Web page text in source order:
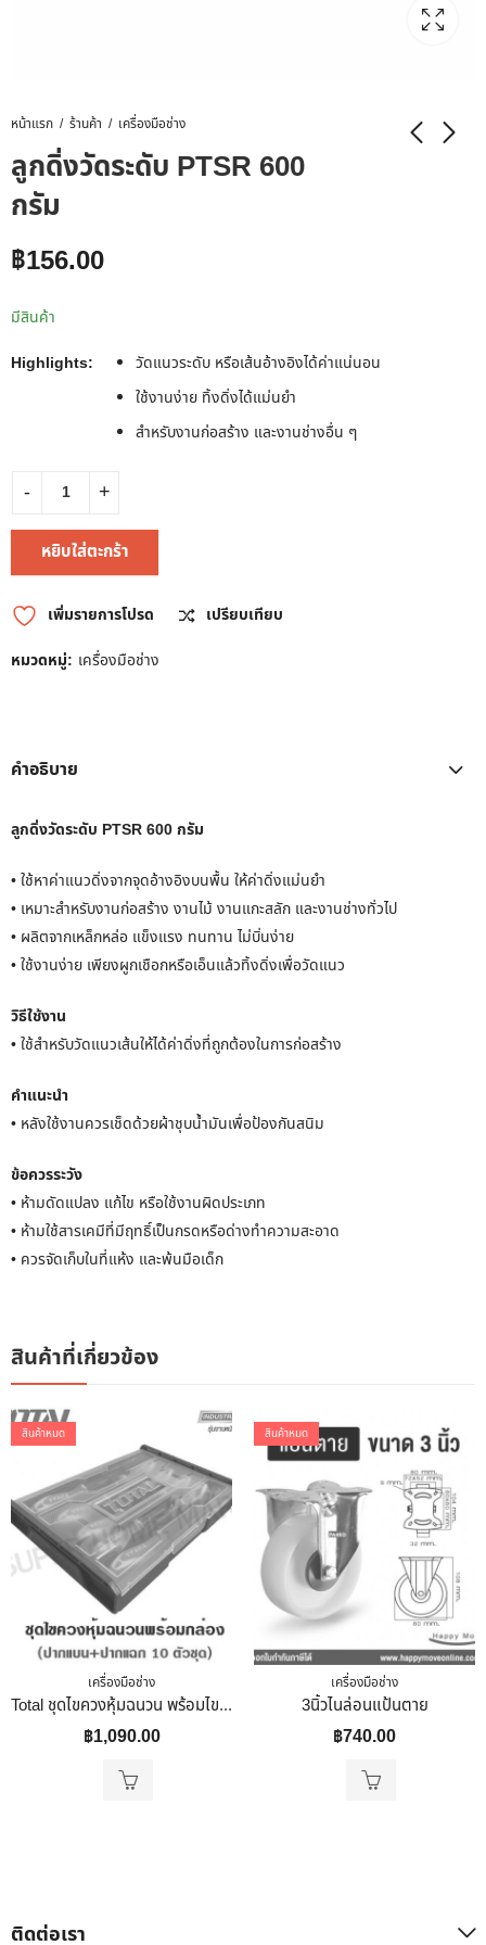
หน้าแรก ร้านค้า เครื่องมือช่าง
ลูกดิ่งวัดระดับ PTSR 600
กรัม
฿156.00
มีสินค้า
Highlights:
วัดแนวระดับ หรือเส้นอ้างอิงได้ค่าแน่นอน
ใช้งานง่าย ทิ้งดิ่งได้แม่นยำ
สำหรับงานก่อสร้าง และงานช่างอื่น ๆ
หยิบใส่ตะกร้า
เพิ่มรายการโปรด
เปรียบเทียบ
หมวดหมู่: เครื่องมือช่าง
คำอธิบาย
ลูกดิ่งวัดระดับ PTSR 600 กรัม
• ใช้หาค่าแนวดิ่งจากจุดอ้างอิงบนพื้น ให้ค่าดิ่งแม่นยำ
• เหมาะสำหรับงานก่อสร้าง งานไม้ งานแกะสลัก และงานช่างทั่วไป
• ผลิตจากเหล็กหล่อ แข็งแรง ทนทาน ไม่บิ่นง่าย
• ใช้งานง่าย เพียงผูกเชือกหรือเอ็นแล้วทิ้งดิ่งเพื่อวัดแนว
วิธีใช้งาน
• ใช้สำหรับวัดแนวเส้นให้ได้ค่าดิ่งที่ถูกต้องในการก่อสร้าง
คำแนะนำ
• หลังใช้งานควรเช็ดด้วยผ้าชุบน้ำมันเพื่อป้องกันสนิม
ข้อควรระวัง
• ห้ามดัดแปลง แก้ไข หรือใช้งานผิดประเภท
• ห้ามใช้สารเคมีที่มีฤทธิ์เป็นกรดหรือด่างทำความสะอาด
• ควรจัดเก็บในที่แห้ง และพ้นมือเด็ก
สินค้าที่เกี่ยวข้อง
สินค้าหมด
เครื่องมือช่าง
Total ชุดไขควงหุ้มฉนวน พร้อมไขควงเช็คไฟ (10 ตัวชุด) พร้อมกล่องเครื่องมือ รุ่น THKTV02S101 ( 10 Pcs Insulated Screwdriver Set
฿1,090.00
สินค้าหมด
เครื่องมือช่าง
3นิ้วไนล่อนแป้นตาย
฿740.00
ติดต่อเรา